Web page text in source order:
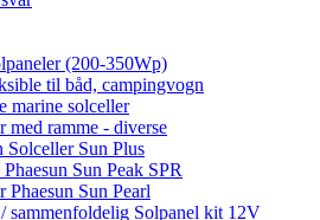
(200-350Wp)
til båd, campingvogn
marine solceller
med ramme - diverse
Solceller Sun Plus
Sun Peak SPR
Phaesun Sun Pearl
sammenfoldelig Solpanel kit 12V